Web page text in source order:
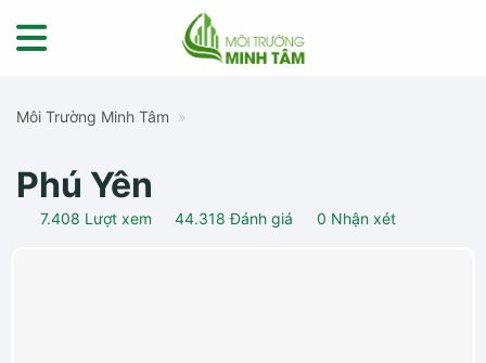
to
Môi Trường Minh Tâm »
Phú Yên
7.408 Lượt xem 44.318 Đánh giá 0 Nhận xét